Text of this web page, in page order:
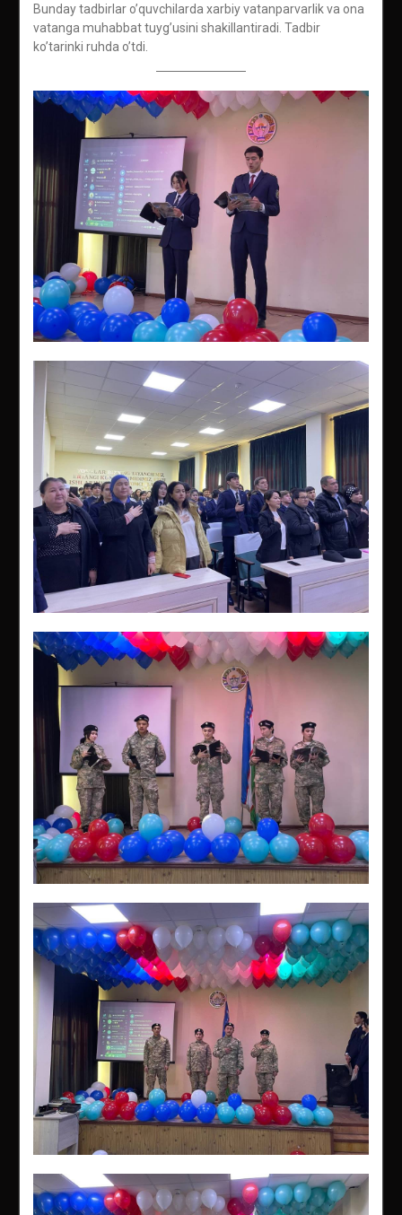
Bunday tadbirlar o’quvchilarda xarbiy vatanparvarlik va ona
vatanga muhabbat tuyg’usini shakillantiradi. Tadbir
ko’tarinki ruhda o’tdi.